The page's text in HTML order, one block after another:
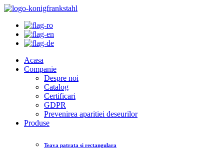
Acasa
Companie
Despre noi
Catalog
Certificari
GDPR
Prevenirea aparitiei deseurilor
Produse
Teava patrata si rectangulara